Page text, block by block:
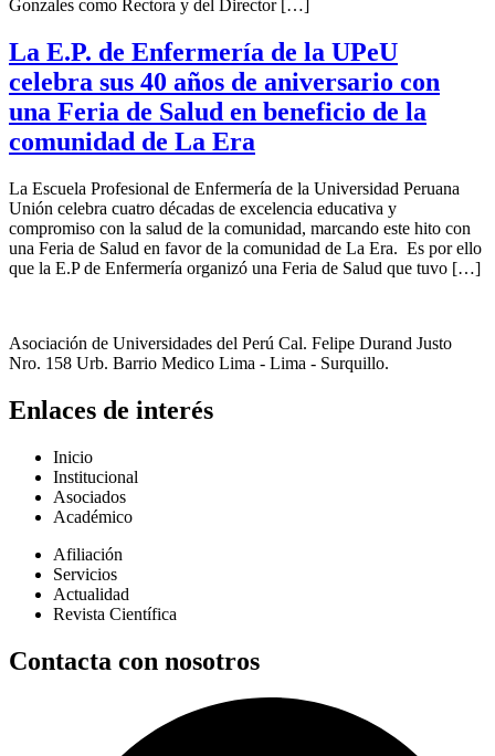
Gonzales como Rectora y del Director […]
La E.P. de Enfermería de la UPeU
celebra sus 40 años de aniversario con
una Feria de Salud en beneficio de la
comunidad de La Era
La Escuela Profesional de Enfermería de la Universidad Peruana
Unión celebra cuatro décadas de excelencia educativa y
compromiso con la salud de la comunidad, marcando este hito con
una Feria de Salud en favor de la comunidad de La Era. Es por ello
que la E.P de Enfermería organizó una Feria de Salud que tuvo […]
Asociación de Universidades del Perú Cal. Felipe Durand Justo
Nro. 158 Urb. Barrio Medico Lima - Lima - Surquillo.
Enlaces de interés
Inicio
Institucional
Asociados
Académico
Afiliación
Servicios
Actualidad
Revista Científica
Contacta con nosotros